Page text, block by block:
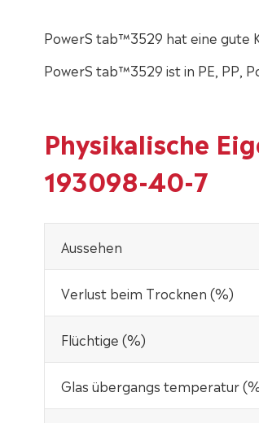
PowerS tab™3529 hat eine gute
PowerS tab™3529 ist in PE, PP,
Physikalische
193098-40-7
Aussehen
Verlust beim Trocknen (%)
Flüchtige (%)
Glas übergangs temperatur